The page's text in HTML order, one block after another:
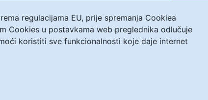
regulacijama EU, prije spremanja Cookiea
Cookies u postavkama web preglednika odlučuje
koristiti sve funkcionalnosti koje daje internet